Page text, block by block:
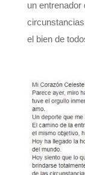
un entrenador
el bien de